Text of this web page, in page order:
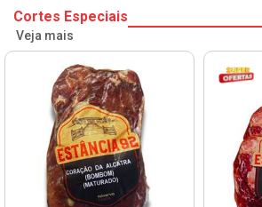
Cortes Especiais
Veja mais